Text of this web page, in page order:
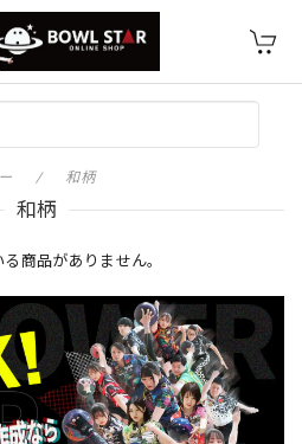
和柄
和柄
商品がありません。